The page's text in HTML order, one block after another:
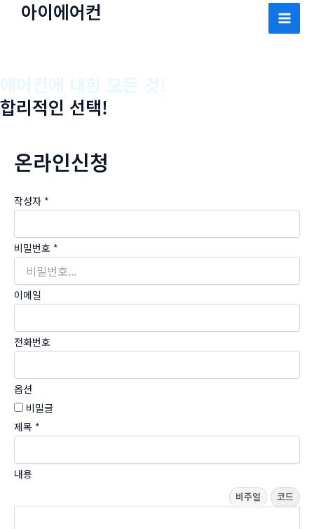
건
너
아이에어컨
Main
에어컨에 대한 모든 것!
합리적인 선택!
온라인신청
작성자 *
비밀번호 *
이메일
전화번호
옵션
비밀글
제목 *
내용
비주얼 코드